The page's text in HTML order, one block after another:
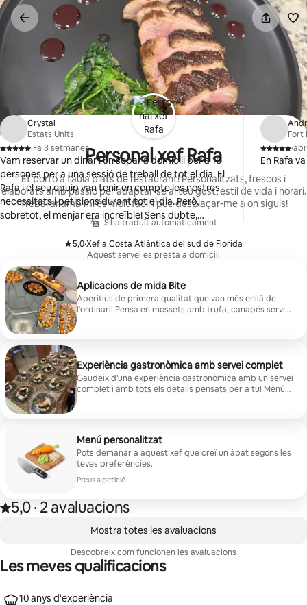
Salta
Personal xef Rafa
Et porto a taula plats de restaurant! Personalitzats, frescos i
elaborats amb passió per adaptar-se al teu gust, estil de vida i horari.
Treballar amb mi és molt fàcil i puc desplaçar-me a on siguis!
S'ha traduït automàticament
5,0
, ·Xef a Costa Atlàntica del sud de Florida
Aquest servei es presta a domicili
Aplicacions de mida Bite
Aperitius de primera qualitat que van més enllà de
l'ordinari! Pensa en mossets amb trufa, canapés servits
Experiència gastronòmica amb servei complet
Gaudeix d'una experiència gastronòmica amb un servei
complet i amb tots els detalls pensats per a tu! Menús
et mereixes. Reserva ara!
Menú personalitzat
Pots demanar a aquest xef que creï un àpat segons les
teves preferències.
Preus a petició
Puntuació amb estrelles: 5,0 de 5, basada en 2 avaluacions
5,0
, · 2 avaluacions
Et mostrem 0 elements (en total, n'hi ha 0)
Crystal
Estats Units
,
·Fa 3 setmanes
Vam reservar un dinar i un sopar a domicili per a 16
persones per a una sessió de treball de tot el dia. El
Rafa i el seu equip van tenir en compte les nostres
necessitats i peticions durant tot el dia. Però,
sobretot, el menjar era increïble! Sens dubte,
tornarem a reservar amb ell quan siguem a la ciutat!
Fort
,
·
En Rafa
Mostra totes les avaluacions
Descobreix com funcionen les avaluacions
Les meves qualificacions
10 anys d'experiència